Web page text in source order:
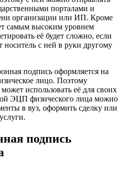
порталами и
организации или ИП. Кроме
самым высоким уровнем
её будет сложно, если
носитель с ней в руки другому
подпись оформляется на
лицо. Поэтому
использовать её для своих
ЭЦП физического лица можно
в вуз, оформить сделку или
подпись